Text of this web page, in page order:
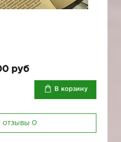
руб
В корзину
отзывы 0